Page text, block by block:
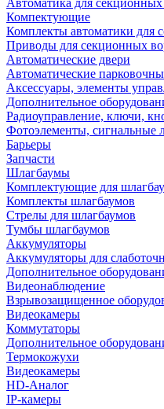
Автоматика для секционных
Компектующие
Комплекты автоматики для
Приводы для секционных
Автоматические двери
Автоматические
Аксессуары, элементы
Дополнительное
Радиоуправление, ключи,
Фотоэлементы, сигнальные
Барьеры
Запчасти
Шлагбаумы
Комплектующие для
Комплекты шлагбаумов
Стрелы для шлагбаумов
Тумбы шлагбаумов
Аккумуляторы
Аккумуляторы для
Дополнительное
Видеонаблюдение
Взрывозащищенное
Видеокамеры
Коммутаторы
Дополнительное
Термокожухи
Видеокамеры
HD-Аналог
IP-камеры